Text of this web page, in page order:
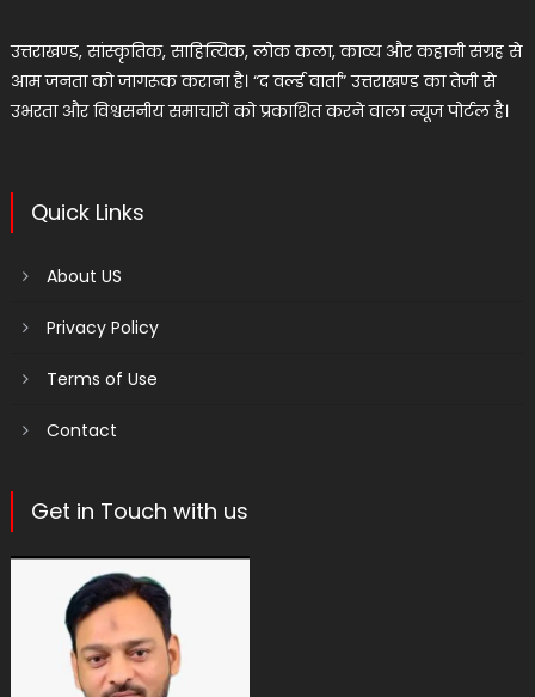
उत्तराखण्ड, सांस्कृतिक, साहित्यिक, लोक कला, काव्य और कहानी संग्रह से
आम जनता को जागरूक कराना है। “द वर्ल्ड वार्ता” उत्तराखण्ड का तेजी से
उभरता और विश्वसनीय समाचारों को प्रकाशित करने वाला न्यूज पोर्टल है।
Quick Links
About US
Privacy Policy
Terms of Use
Contact
Get in Touch with us